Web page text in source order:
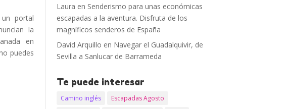
portal
la
en
puedes
Laura en Senderismo para unas económicas
escapadas a la aventura. Disfruta de los
magníficos senderos de España
David Arquillo en Navegar el Guadalquivir, de
Sevilla a Sanlucar de Barrameda
Te puede interesar
Camino inglés
Escapadas Agosto